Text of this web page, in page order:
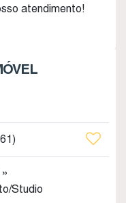
atendimento!
»
Studio